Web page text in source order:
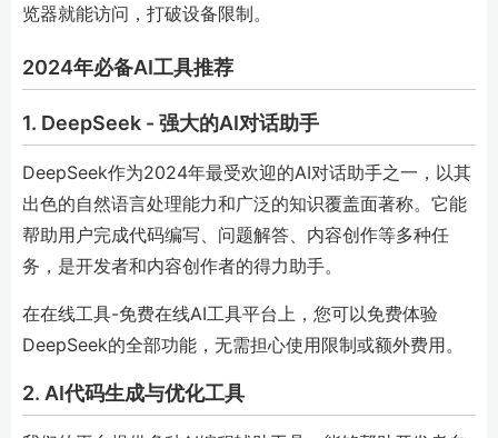
览器就能访问，打破设备限制。
2024年必备AI工具推荐
1. DeepSeek - 强大的AI对话助手
DeepSeek作为2024年最受欢迎的AI对话助手之一，以其
出色的自然语言处理能力和广泛的知识覆盖面著称。它能
帮助用户完成代码编写、问题解答、内容创作等多种任
务，是开发者和内容创作者的得力助手。
在在线工具-免费在线AI工具平台上，您可以免费体验
DeepSeek的全部功能，无需担心使用限制或额外费用。
2. AI代码生成与优化工具